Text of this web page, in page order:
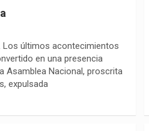
Los últimos acontecimientos
en una presencia
Asamblea Nacional, proscrita
expulsada